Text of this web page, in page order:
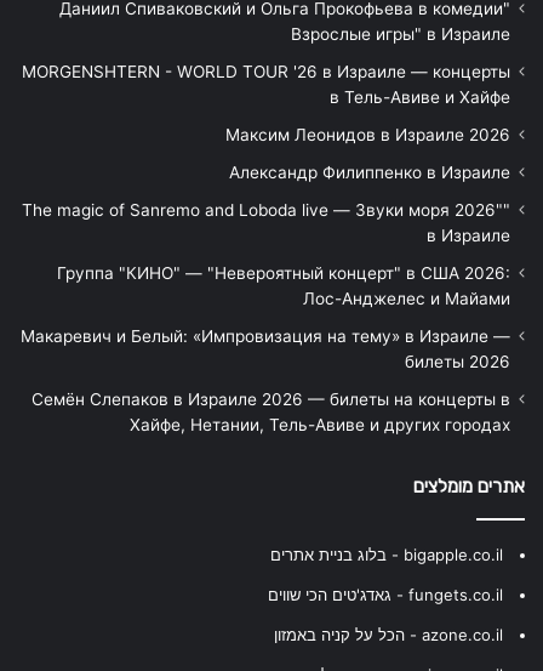
"Даниил Спиваковский и Ольга Прокофьева в комедии
Взрослые игры" в Израиле
MORGENSHTERN - WORLD TOUR '26 в Израиле — концерты
в Тель-Авиве и Хайфе
Максим Леонидов в Израиле 2026
Александр Филиппенко в Израиле
"The magic of Sanremo and Loboda live — Звуки моря 2026"
в Израиле
Группа "КИНО" — "Невероятный концерт" в США 2026:
Лос-Анджелес и Майами
Макаревич и Белый: «Импровизация на тему» в Израиле —
билеты 2026
Семён Слепаков в Израиле 2026 — билеты на концерты в
Хайфе, Нетании, Тель-Авиве и других городах
אתרים מומלצים
bigapple.co.il - בלוג בניית אתרים
fungets.co.il - גאדג'טים הכי שווים
azone.co.il - הכל על קניה באמזון